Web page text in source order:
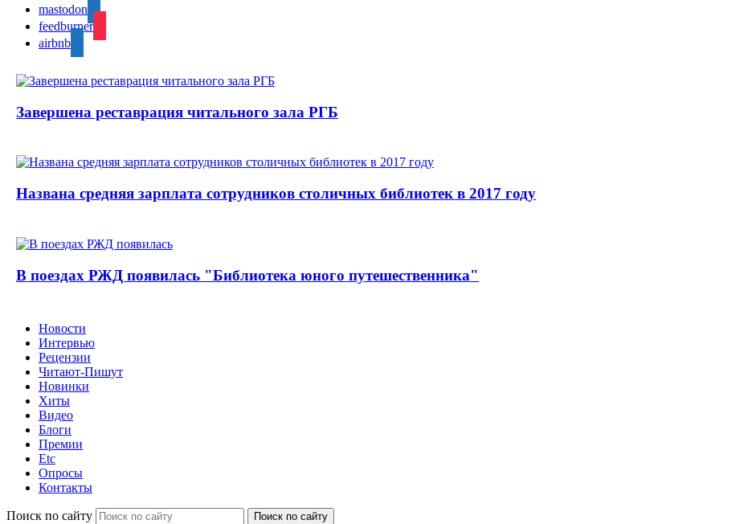
mastodon
feedburner
airbnb
Завершена реставрация читального зала РГБ
Названа средняя зарплата сотрудников столичных библиотек в 2017 году
В поездах РЖД появилась "Библиотека юного путешественника"
Новости
Интервью
Рецензии
Читают-Пишут
Новинки
Хиты
Видео
Блоги
Премии
Etc
Опросы
Контакты
Поиск по сайту